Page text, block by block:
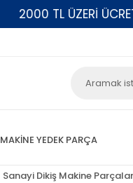
2000 TL ÜZERİ
MAKİNE YEDEK PARÇA
Sanayi Dikiş Makine